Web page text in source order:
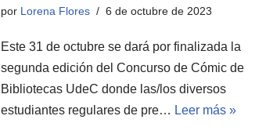
por Lorena Flores 6 de octubre de 2023
Este 31 de octubre se dará por finalizada la
segunda edición del Concurso de Cómic de
Bibliotecas UdeC donde las/los diversos
estudiantes regulares de pre… Leer más »